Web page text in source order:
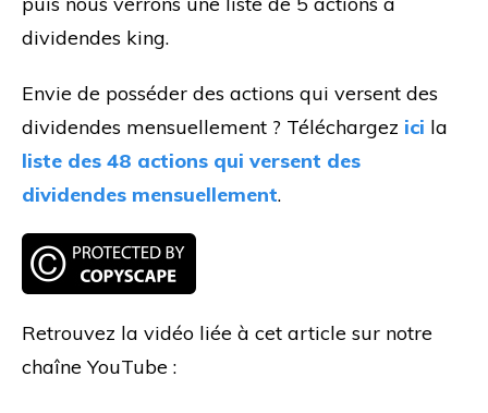
dividendes king.
Envie de posséder des actions qui versent des
dividendes mensuellement ? Téléchargez ici la
liste des 48 actions qui versent des
dividendes mensuellement.
Retrouvez la vidéo liée à cet article sur notre
chaîne YouTube :